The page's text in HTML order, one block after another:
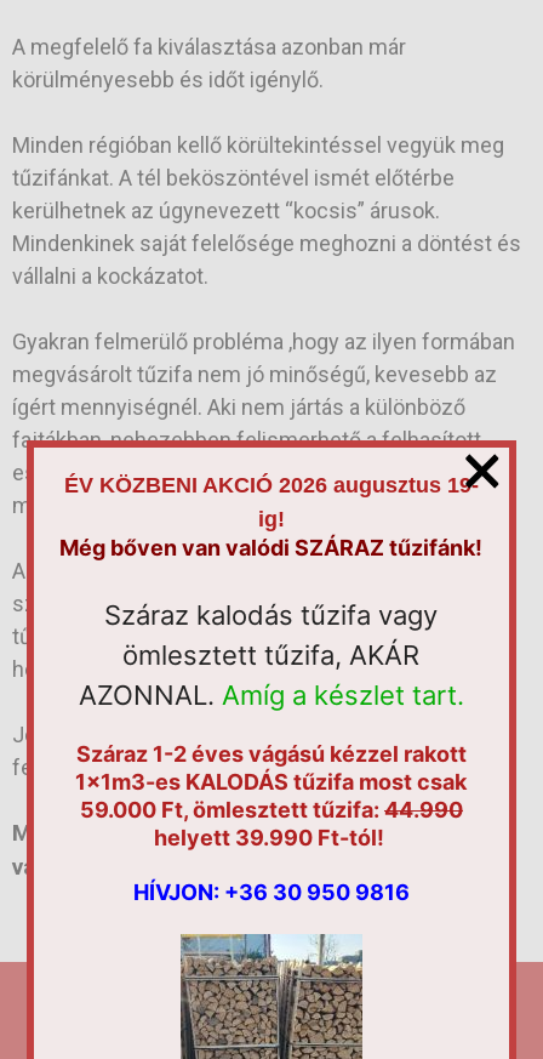
A megfelelő fa kiválasztása azonban már
körülményesebb és időt igénylő.
Minden régióban kellő körültekintéssel vegyük meg
tűzifánkat. A tél beköszöntével ismét előtérbe
kerülhetnek az úgynevezett “kocsis” árusok.
Mindenkinek saját felelősége meghozni a döntést és
vállalni a kockázatot.
Gyakran felmerülő probléma ,hogy az ilyen formában
megvásárolt tűzifa nem jó minőségű, kevesebb az
ígért mennyiségnél. Aki nem jártás a különböző
fajtákban, nehezebben felismerhető a felhasított,
esetleges tűzifa. A rossz minőségű , penészes fánál
már csak annak ára lehet, a még elkeserítőbb.
A vizes fa mégha hasított formában is van, fűteni
szinte lehetetlen vele. Ha már rosszúl választottunk
tűzifát, némi segítség lehet a hasábok száraz, meleg
helyen való tárolása.
Jóval kevesebb időt vesz igénybe a kiszáradás, nem
feltétlen kell lemondanunk a meleg lehetőségéről.
Minden esetben kellő körültekintéssel
válasszunk tűzifát is!
ÉV KÖZBENI AKCIÓ 2026 augusztus 19-
ig!
Még bőven van valódi SZÁRAZ tűzifánk!
Száraz kalodás tűzifa vagy
ömlesztett tűzifa, AKÁR
AZONNAL. Amíg a készlet tart.
Száraz 1-2 éves vágású kézzel rakott
1x1m3-es KALODÁS tűzifa most csak
59.000 Ft, ömlesztett tűzifa: 44.990
helyett 39.990 Ft-tól!
HÍVJON: +36 30 950 9816
×